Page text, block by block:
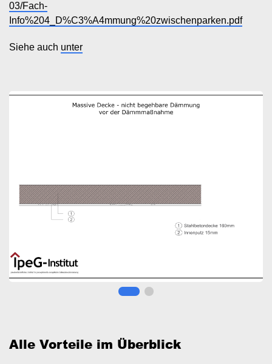
03/Fach-
Info%204_D%C3%A4mmung%20zwischenparken.pdf
Siehe auch unter
Image
Alle Vorteile im Überblick